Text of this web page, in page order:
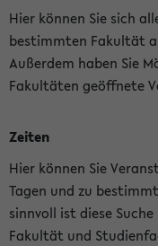
Hier können Sie sich
bestimmten Fakultät
Außerdem haben Sie
Fakultäten geöffnete
Zeiten
Hier können Sie
Tagen und zu
sinnvoll ist diese
Fakultät und